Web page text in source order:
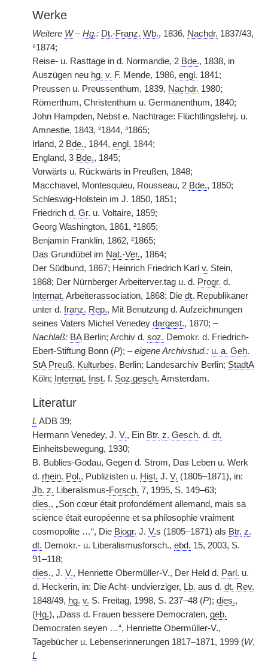
Werke
Weitere W –Hg.: Dt.-Franz. Wb., 1836, Nachdr. 1837/43,
⁶1874;
Reise- u. Rasttage in d. Normandie, 2 Bde., 1838, in
Auszügen neu hg. v. F. Mende, 1986, engl. 1841;
Preussen u. Preussenthum, 1839, Nachdr. 1980;
Römerthum, Christenthum u. Germanenthum, 1840;
John Hampden, Nebst e. Nachtrage: Flüchtlingslehrj. u.
Amnestie, 1843, ²1844, ³1865;
Irland, 2 Bde., 1844, engl. 1844;
England, 3 Bde., 1845;
Vorwärts u. Rückwärts in Preußen, 1848;
Macchiavel, Montesquieu, Rousseau, 2 Bde., 1850;
Schleswig-Holstein im J. 1850, 1851;
Friedrich d. Gr. u. Voltaire, 1859;
Georg Washington, 1861, ²1865;
Benjamin Franklin, 1862, ²1865;
Das Grundübel im Nat.-Ver., 1864;
Der Südbund, 1867; Heinrich Friedrich Karl v. Stein,
1868; Der Nürnberger Arbeiterver.tag u. d. Progr. d.
Internat. Arbeiterassociation, 1868; Die dt. Republikaner
unter d. franz. Rep., Mit Benutzung d. Aufzeichnungen
seines Vaters Michel Venedey dargest., 1870; –
Nachlaß: BABerlin; Archiv d. soz. Demokr. d. Friedrich-
Ebert-Stiftung Bonn (P); –eigene Archivstud.: u. a. Geh.
StA Preuß. Kulturbes. Berlin; Landesarchiv Berlin; StadtA
Köln;
Internat. Inst. f. Soz.gesch. Amsterdam.
Literatur
L ADB 39;
Hermann Venedey, J. V., Ein Btr. z. Gesch. d. dt.
Einheitsbewegung, 1930;
B. Bublies-Godau, Gegen d. Strom, Das Leben u. Werk
d. rhein. Pol., Publizisten u. Hist. J. V. (1805–1871), in:
Jb. z. Liberalismus-Forsch. 7, 1995, S. 149–63;
dies., „Son cœur était profondément allemand, mais sa
science était européenne et sa philosophie vraiment
cosmopolite …“, Die Biogr. J. V.s (1805–1871) als Btr. z.
dt. Demokr.- u. Liberalismusforsch., ebd. 15, 2003, S.
91–118;
dies., J. V., Henriette Obermüller-V., Der Held d. Parl. u.
d. Heckerin, in: Die Acht- undvierziger, Lb. aus d. dt. Rev.
1848/49, hg. v. S. Freitag, 1998, S. 237–48 (P); dies.,
(Hg.), „Dass d. Frauen bessere Democraten, geb.
Democraten seyen …“, Henriette Obermüller-V.,
Tagebücher u. Lebenserinnerungen 1817–1871, 1999 (W,
L